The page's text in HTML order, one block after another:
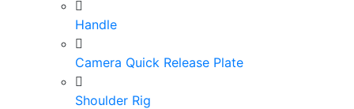
Handle
Camera Quick Release Plate
Shoulder Rig